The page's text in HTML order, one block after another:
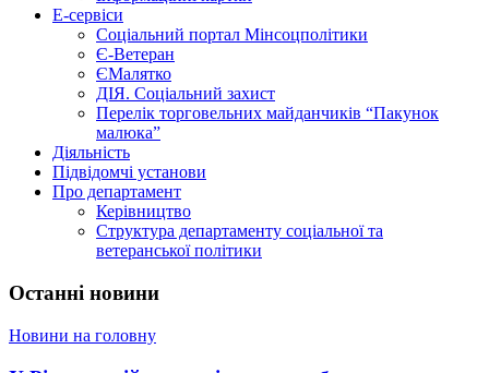
Е-сервіси
Соціальний портал Мінсоцполітики
Є-Ветеран
ЄМалятко
ДІЯ. Соціальний захист
Перелік торговельних майданчиків “Пакунок
малюка”
Діяльність
Підвідомчі установи
Про департамент
Керівництво
Структура департаменту соціальної та
ветеранської політики
Останні новини
Новини на головну